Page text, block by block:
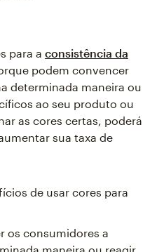
para a consistência da
podem convencer
determinada maneira ou
ao seu produto ou
as cores certas, poderá
sua taxa de
de usar cores para
os consumidores a